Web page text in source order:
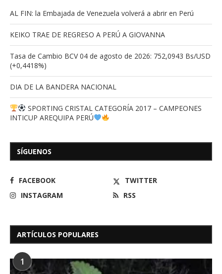
AL FIN: la Embajada de Venezuela volverá a abrir en Perú
KEIKO TRAE DE REGRESO A PERÚ A GIOVANNA
Tasa de Cambio BCV 04 de agosto de 2026: 752,0943 Bs/USD
(+0,4418%)
DIA DE LA BANDERA NACIONAL
SPORTING CRISTAL CATEGORÍA 2017 – CAMPEONES
INTICUP AREQUIPA PERÚ
SÍGUENOS
FACEBOOK
TWITTER
INSTAGRAM
RSS
ARTÍCULOS POPULARES
1